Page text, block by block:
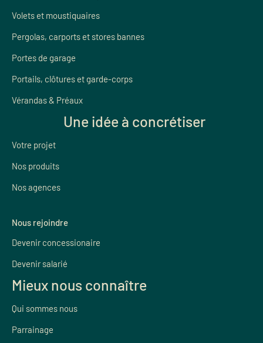
Volets et moustiquaires
Pergolas, carports et stores bannes
Portes de garage
Portails, clôtures et garde-corps
Vérandas & Préaux
Une idée à concrétiser
Votre projet
Nos produits
Nos agences
Nous rejoindre
Devenir concessionaire
Devenir salarié
Mieux nous connaître
Qui sommes nous
Parrainage